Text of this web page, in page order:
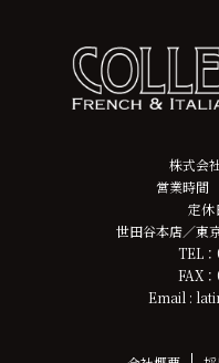
株式会
営業時
定休
世田谷本店／東
TEL
FAX
Email :